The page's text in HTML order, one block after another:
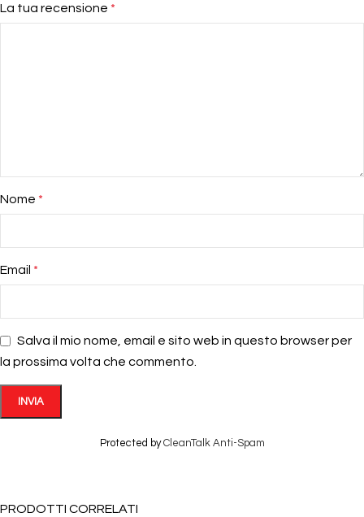
La tua recensione *
Nome *
Email *
Salva il mio nome, email e sito web in questo browser per
la prossima volta che commento.
Protected byCleanTalk Anti-Spam
PRODOTTI CORRELATI